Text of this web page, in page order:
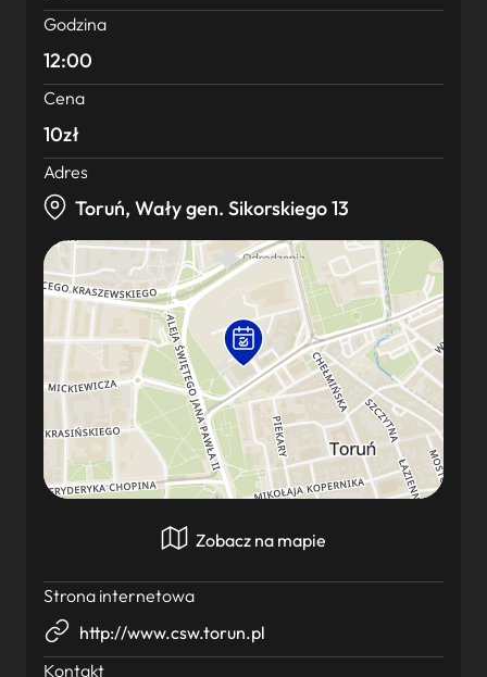
Godzina
12:00
Cena
10zł
Adres
Toruń, Wały gen. Sikorskiego 13
Zobacz na mapie
Strona internetowa
http://www.csw.torun.pl
Kontakt